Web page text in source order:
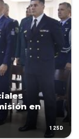
en
125D